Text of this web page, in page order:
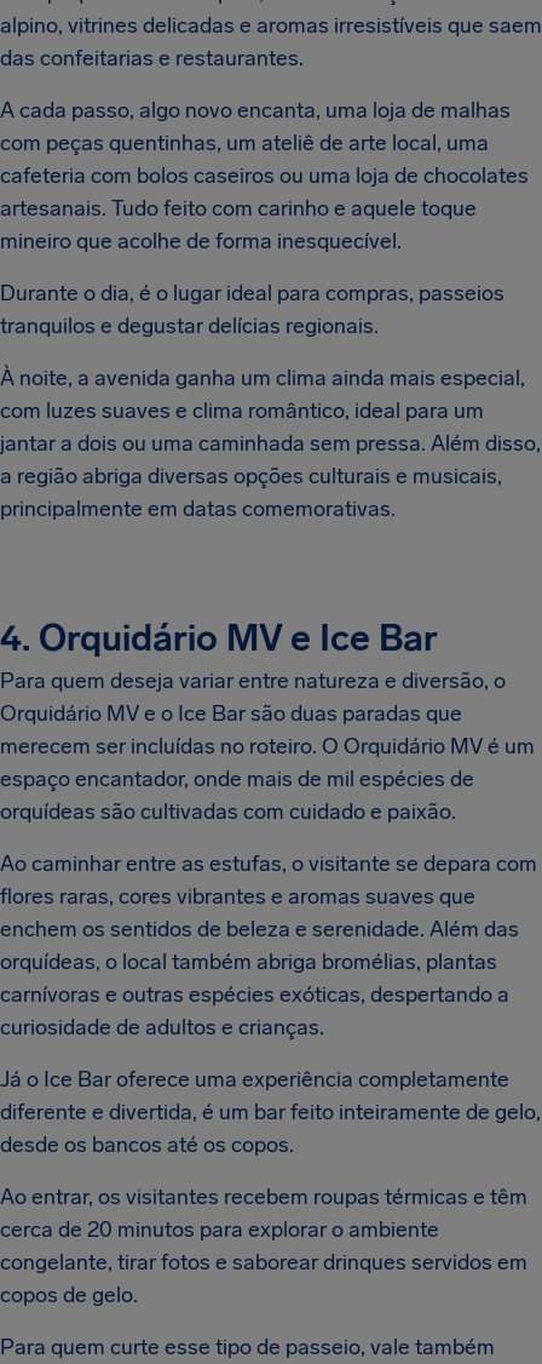
alpino, vitrines delicadas e aromas irresistíveis que saem
das confeitarias e restaurantes.
A cada passo, algo novo encanta, uma loja de malhas
com peças quentinhas, um ateliê de arte local, uma
cafeteria com bolos caseiros ou uma loja de chocolates
artesanais. Tudo feito com carinho e aquele toque
mineiro que acolhe de forma inesquecível.
Durante o dia, é o lugar ideal para compras, passeios
tranquilos e degustar delícias regionais.
À noite, a avenida ganha um clima ainda mais especial,
com luzes suaves e clima romântico, ideal para um
jantar a dois ou uma caminhada sem pressa. Além disso,
a região abriga diversas opções culturais e musicais,
principalmente em datas comemorativas.
4. Orquidário MV e Ice Bar
Para quem deseja variar entre natureza e diversão, o
Orquidário MV e o Ice Bar são duas paradas que
merecem ser incluídas no roteiro. O Orquidário MV é um
espaço encantador, onde mais de mil espécies de
orquídeas são cultivadas com cuidado e paixão.
Ao caminhar entre as estufas, o visitante se depara com
flores raras, cores vibrantes e aromas suaves que
enchem os sentidos de beleza e serenidade. Além das
orquídeas, o local também abriga bromélias, plantas
carnívoras e outras espécies exóticas, despertando a
curiosidade de adultos e crianças.
Já o Ice Bar oferece uma experiência completamente
diferente e divertida, é um bar feito inteiramente de gelo,
desde os bancos até os copos.
Ao entrar, os visitantes recebem roupas térmicas e têm
cerca de 20 minutos para explorar o ambiente
congelante, tirar fotos e saborear drinques servidos em
copos de gelo.
Para quem curte esse tipo de passeio, vale também